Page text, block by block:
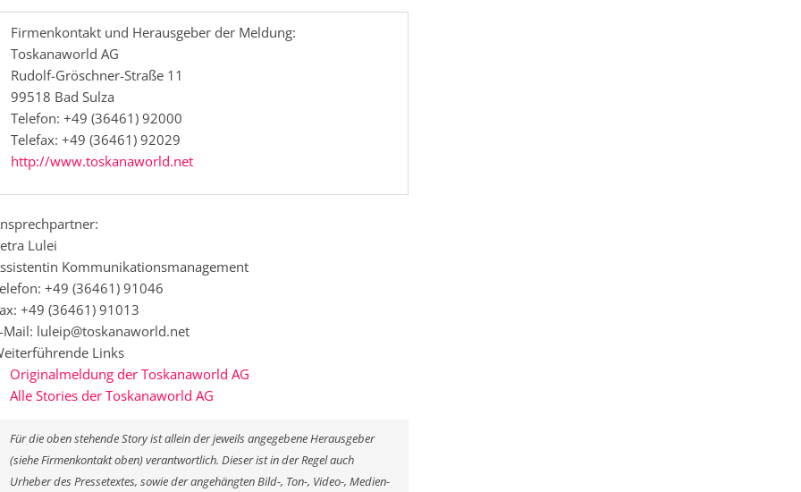
Firmenkontakt und Herausgeber der Meldung:
Toskanaworld AG
Rudolf-Gröschner-Straße 11
99518 Bad Sulza
Telefon: +49 (36461) 92000
Telefax: +49 (36461) 92029
http://www.toskanaworld.net
Lulei
Kommunikationsmanagement
+49 (36461) 91046
+49 (36461) 91013
Mail: luleip@toskanaworld.net
Links
Originalmeldung der Toskanaworld AG
Alle Stories der Toskanaworld AG
Für die oben stehende Story ist allein der jeweils angegebene Herausgeber
(siehe Firmenkontakt oben) verantwortlich. Dieser ist in der Regel auch
Urheber des Pressetextes, sowie der angehängten Bild-, Ton-, Video-, Medien-